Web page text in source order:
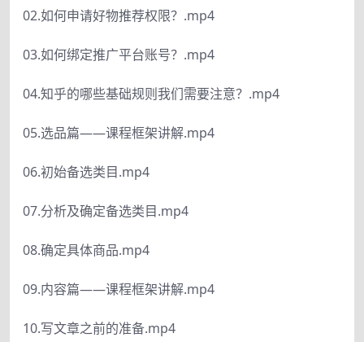
02.如何申请好物推荐权限？.mp4
03.如何绑定推广平台账号？.mp4
04.知乎的哪些基础规则我们需要注意？.mp4
05.选品篇——课程框架讲解.mp4
06.初始备选类目.mp4
07.分析及确定备选类目.mp4
08.确定具体商品.mp4
09.内容篇——课程框架讲解.mp4
10.写文章之前的准备.mp4